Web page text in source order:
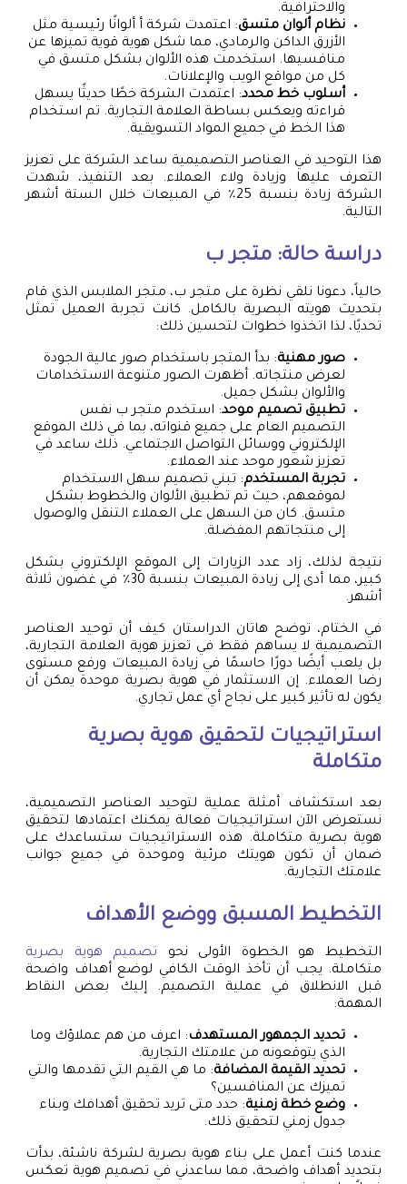
والاحترافية.
نظام ألوان متسق: اعتمدت شركة أ ألوانًا رئيسية مثل
الأزرق الداكن والرمادي، مما شكل هوية قوية تميزها عن
منافسيها. استخدمت هذه الألوان بشكل متسق في
كل من مواقع الويب والإعلانات.
أسلوب خط محدد: اعتمدت الشركة خطًا حديثًا يسهل
قراءته ويعكس بساطة العلامة التجارية. تم استخدام
هذا الخط في جميع المواد التسويقية.
هذا التوحيد في العناصر التصميمية ساعد الشركة على تعزيز
التعرف عليها وزيادة ولاء العملاء. بعد التنفيذ، شهدت
الشركة زيادة بنسبة 25٪ في المبيعات خلال الستة أشهر
التالية.
دراسة حالة: متجر ب
حالياً، دعونا نلقي نظرة على متجر ب، متجر الملابس الذي قام
بتحديث هويته البصرية بالكامل. كانت تجربة العميل تمثل
تحديًا، لذا اتخذوا خطوات لتحسين ذلك:
صور مهنية: بدأ المتجر باستخدام صور عالية الجودة
لعرض منتجاته. أظهرت الصور متنوعة الاستخدامات
والألوان بشكل جميل.
تطبيق تصميم موحد: استخدم متجر ب نفس
التصميم العام على جميع قنواته، بما في ذلك الموقع
الإلكتروني ووسائل التواصل الاجتماعي. ذلك ساعد في
تعزيز شعور موحد عند العملاء.
تجربة المستخدم: تبني تصميم سهل الاستخدام
لموقعهم، حيث تم تطبيق الألوان والخطوط بشكل
متسق. كان من السهل على العملاء التنقل والوصول
إلى منتجاتهم المفضلة.
نتيجة لذلك، زاد عدد الزيارات إلى الموقع الإلكتروني بشكل
كبير، مما أدى إلى زيادة المبيعات بنسبة 30٪ في غضون ثلاثة
أشهر.
في الختام، توضح هاتان الدراستان كيف أن توحيد العناصر
التصميمية لا يساهم فقط في تعزيز هوية العلامة التجارية،
بل يلعب أيضًا دورًا حاسمًا في زيادة المبيعات ورفع مستوى
رضا العملاء. إن الاستثمار في هوية بصرية موحدة يمكن أن
يكون له تأثير كبير على نجاح أي عمل تجاري.
استراتيجيات لتحقيق هوية بصرية
متكاملة
بعد استكشاف أمثلة عملية لتوحيد العناصر التصميمية،
نستعرض الآن استراتيجيات فعالة يمكنك اعتمادها لتحقيق
هوية بصرية متكاملة. هذه الاستراتيجيات ستساعدك على
ضمان أن تكون هويتك مرئية وموحدة في جميع جوانب
علامتك التجارية.
التخطيط المسبق ووضع الأهداف
التخطيط هو الخطوة الأولى نحو تصميم هوية بصرية
متكاملة. يجب أن تأخذ الوقت الكافي لوضع أهداف واضحة
قبل الانطلاق في عملية التصميم. إليك بعض النقاط
المهمة:
تحديد الجمهور المستهدف: اعرف من هم عملاؤك وما
الذي يتوقعونه من علامتك التجارية.
تحديد القيمة المضافة: ما هي القيم التي تقدمها والتي
تميزك عن المنافسين؟
وضع خطة زمنية: حدد متى تريد تحقيق أهدافك وبناء
جدول زمني لتحقيق ذلك.
عندما كنت أعمل على بناء هوية بصرية لشركة ناشئة، بدأت
بتحديد أهداف واضحة، مما ساعدني في تصميم هوية تعكس